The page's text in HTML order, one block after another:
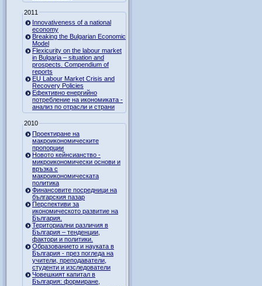
2011
Innovativeness of a national
economy
Breaking the Bulgarian Economic
Model
Flexicurity on the labour market
in Bulgaria – situation and
prospects. Compendium of
reports
EU Labour Market Crisis and
Recovery Policies
Ефективно енергийно
потребление на икономиката -
анализ по отрасли и страни
2010
Проектиране на
макроикономическите
пропорции
Новото кейнсианство -
микроикономически основи и
връзка с
макроикономическата
политика
Финансовите посредници на
българския пазар
Перспективи за
икономическото развитие на
България.
Териториални различия в
България – тенденции,
фактори и политики.
Образованието и науката в
България - през погледа на
учители, преподаватели,
студенти и изследователи
Човешкият капитал в
България: формиране,